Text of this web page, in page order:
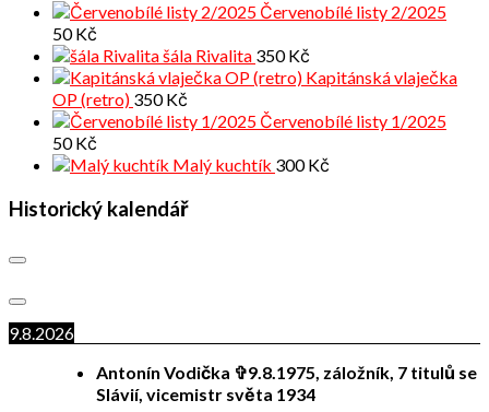
Červenobílé listy 2/2025
50Kč
šála Rivalita 350Kč
Kapitánská vlaječka
OP (retro) 350Kč
Červenobílé listy 1/2025
50Kč
Malý kuchtík 300Kč
Historický kalendář
9.8.2026
Antonín Vodička ✞9.8.1975, záložník, 7 titulů se
Slávií, vicemistr světa 1934